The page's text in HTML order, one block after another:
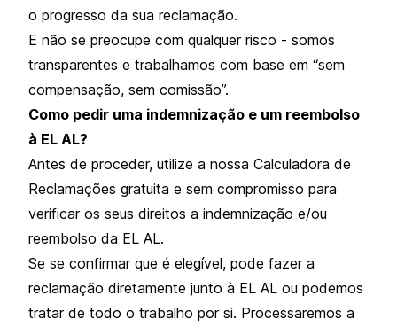
o progresso da sua reclamação.
E não se preocupe com qualquer risco - somos
transparentes e trabalhamos com base em “sem
compensação, sem comissão”.
Como pedir uma indemnização e um reembolso
à EL AL?
Antes de proceder, utilize a nossa Calculadora de
Reclamações gratuita e sem compromisso para
verificar os seus direitos a indemnização e/ou
reembolso da EL AL.
Se se confirmar que é elegível, pode fazer a
reclamação diretamente junto à EL AL ou podemos
tratar de todo o trabalho por si. Processaremos a